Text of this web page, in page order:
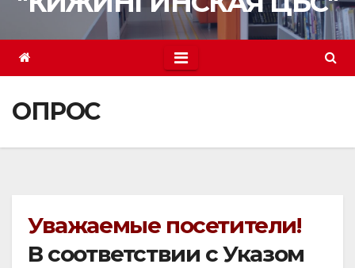
ОПРОС
Уважаемые посетители!
В соответствии с Указом